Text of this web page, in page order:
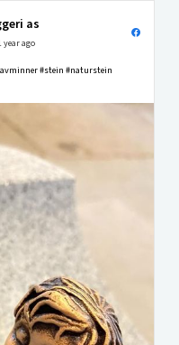
as
year ago
#stein #naturstein